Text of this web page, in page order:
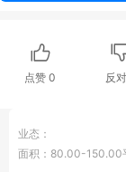
点赞0 反对
业态：
面积：80.00-150.00